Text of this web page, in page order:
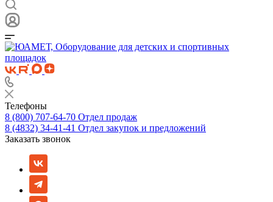
Телефоны
8 (800) 707-64-70 Отдел продаж
8 (4832) 34-41-41 Отдел закупок и предложений
Заказать звонок